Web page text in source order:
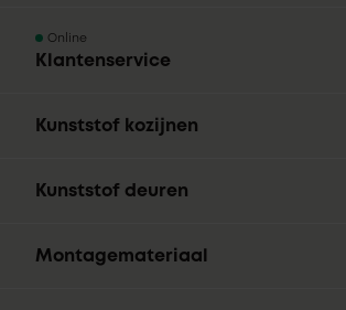
Online
Klantenservice
Kunststof kozijnen
Kunststof deuren
Montagemateriaal